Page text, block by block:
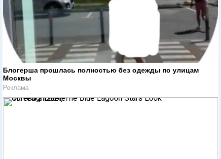
Блогерша прошлась полностью без одежды по улицам
Москвы
Реклама